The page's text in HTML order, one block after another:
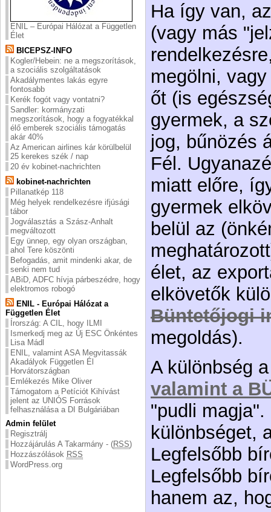
ENIL – Európai Hálózat a Független
Élet
BICEPSZ-INFO
Kogler/Hebein: ne a megszorítások,
a szociális szolgáltatások
Akadálymentes lakás egyre
fontosabb
Kerék fogót vagy vontatni?
Sandler: kormányzati
megszorítások, hogy a fogyatékkal
élő emberek szociális támogatás
akár 40%
Az American airlines kár körülbelül
25 kerekes szék / nap
20 év kobinet-nachrichten
kobinet-nachrichten
Pillanatkép 118
Még helyek rendelkezésre ifjúsági
tábor
Jogválasztás a Szász-Anhalt
megváltozott
Egy ünnep, egy olyan országban,
ahol Tere köszönti
Befogadás, amit mindenki akar, de
senki nem tud
ABiD, ADFC hívja párbeszédre, hogy
elektromos robogó
ENIL - Európai Hálózat a
Független Élet
Írország: A CIL, hogy ILMI
Ismerkedj meg az Új ESC Önkéntes
Lisa Mádl
ENIL, valamint ASA Megvitassák
Akadályok Független Él
Horvátországban
Emlékezés Mike Oliver
Támogatom a Petíciót Kihívást
jelent az UNIÓS Források
felhasználása a DI Bulgáriában
Admin felület
Regisztrálj
Hozzájárulás A Takarmány - (RSS)
Hozzászólások RSS
WordPress.org
Ha így van,
(vagy más
megölni,
őt (is
gyermek, a
jog, bűnözés
Fél.
miatt előre,
gyermek
belül az
élet, az
elkövetők
Büntetőjogi
megoldás).
A különbség
valamint a
"pudli
különbséget,
Legfelsőbb
Legfelsőbb
hanem az,